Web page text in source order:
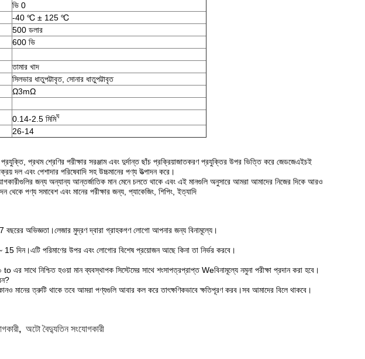
ভি 0
-40 ℃ ± 125 ℃
500 ডলার
600 ভি
তামার খাদ
সিলভার ধাতুপট্টাবৃত, সোনার ধাতুপট্টাবৃত
Ω3mΩ
0.14-2.5 মিমিঘ
26-14
প্রথম শ্রেণির পরীক্ষার সরঞ্জাম এবং দুর্দান্ত ছাঁচ প্রক্রিয়াজাতকরণ প্রযুক্তির উপর ভিত্তি করে জেডজেএইচই
দল এবং পেশাদার পরিষেবাদি সহ উচ্চমানের পণ্য উত্পাদন করে।
জন্য অন্যান্য আন্তর্জাতিক মান মেনে চলতে থাকে এবং এই মানগুলি অনুসারে আমরা আমাদের নিজের দিকে আরও
থেকে পণ্য সমাবেশ এবং মানের পরীক্ষার জন্য, প্যাকেজিং, শিপিং, ইত্যাদি
অভিজ্ঞতা।লেজার মুদ্রণ দ্বারা গ্রাহকগণ লোগো আপনার জন্য বিনামূল্যে।
15 দিন।এটি পরিমাণের উপর এবং লোগোর বিশেষ প্রয়োজন আছে কিনা তা নির্ভর করবে।
নিশ্চিত হওয়া মান ব্যবস্থাপক সিস্টেমের সাথে শংসাপত্রপ্রাপ্ত Weবিনামূল্যে নমুনা পরীক্ষা প্রদান করা হবে।
মানের ত্রুটি থাকে তবে আমরা পণ্যগুলি আবার কল করে তাৎক্ষণিকভাবে ক্ষতিপূরণ করব।সব আমাদের বিলে থাকবে।
, অটো বৈদ্যুতিন সংযোগকারী